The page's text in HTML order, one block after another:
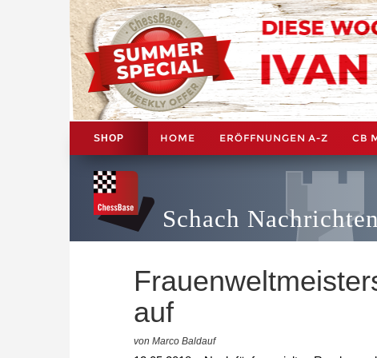
SHOP HOME ERÖFFNUNGEN A-Z CB
Schach Nachrichten
auf
von Marco Baldauf